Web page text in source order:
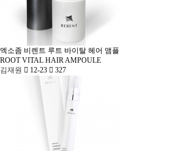
엑소좀 비렌트 루트 바이탈 헤어 앰플
ROOT VITAL HAIR AMPOULE
김재원
12-23 327